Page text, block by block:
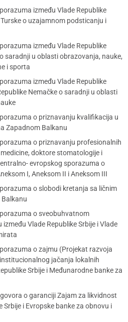
između Vlade Republike
o uzajamnom podsticanju i
između Vlade Republike
saradnji u oblasti obrazovanja, nauke,
i sporta
između Vlade Republike
Nemačke o saradnji u oblasti
o priznavanju kvalifikacija u
Zapadnom Balkanu
o priznavanju profesionalnih
doktore stomatologije i
evropskog sporazuma o
I, Aneksom II i Aneksom III
o slobodi kretanja sa ličnim
o sveobuhvatnom
Vlade Republike Srbije i Vlade
o zajmu (Projekat razvoja
jačanja lokalnih
Srbije i Međunarodne banke za
o garanciji Zajam za likvidnost
Srbije i Evropske banke za obnovu i